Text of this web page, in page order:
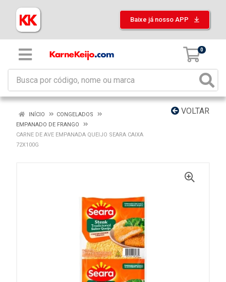
Baixe já nosso APP
0
VOLTAR
INÍCIO
CONGELADOS
EMPANADO DE FRANGO
CARNE DE AVE EMPANADA QUEIJO SEARA CAIXA
72X100G